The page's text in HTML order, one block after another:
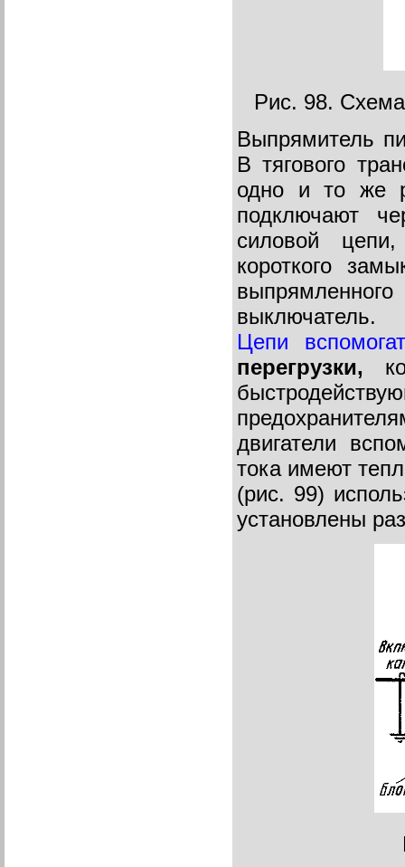
Рис. 98.
Выпрямитель
В тягового
одно и то же
подключают
силовой
короткого
выключатель.
Цепи
перегрузки,
двигатели
тока имеют
(рис. 99)
установлены